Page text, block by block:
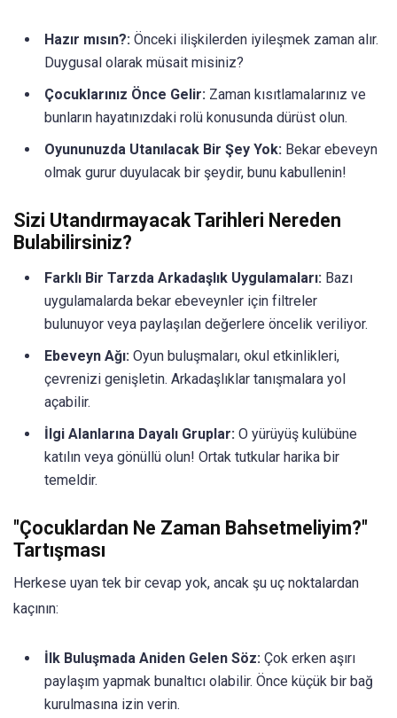
Hazır mısın?: Önceki ilişkilerden iyileşmek zaman alır.
Duygusal olarak müsait misiniz?
Çocuklarınız Önce Gelir: Zaman kısıtlamalarınız ve
bunların hayatınızdaki rolü konusunda dürüst olun.
Oyununuzda Utanılacak Bir Şey Yok: Bekar ebeveyn
olmak gurur duyulacak bir şeydir, bunu kabullenin!
Sizi Utandırmayacak Tarihleri Nereden
Bulabilirsiniz?
Farklı Bir Tarzda Arkadaşlık Uygulamaları: Bazı
uygulamalarda bekar ebeveynler için filtreler
bulunuyor veya paylaşılan değerlere öncelik veriliyor.
Ebeveyn Ağı: Oyun buluşmaları, okul etkinlikleri,
çevrenizi genişletin. Arkadaşlıklar tanışmalara yol
açabilir.
İlgi Alanlarına Dayalı Gruplar: O yürüyüş kulübüne
katılın veya gönüllü olun! Ortak tutkular harika bir
temeldir.
"Çocuklardan Ne Zaman Bahsetmeliyim?"
Tartışması
Herkese uyan tek bir cevap yok, ancak şu uç noktalardan
kaçının:
İlk Buluşmada Aniden Gelen Söz: Çok erken aşırı
paylaşım yapmak bunaltıcı olabilir. Önce küçük bir bağ
kurulmasına izin verin.